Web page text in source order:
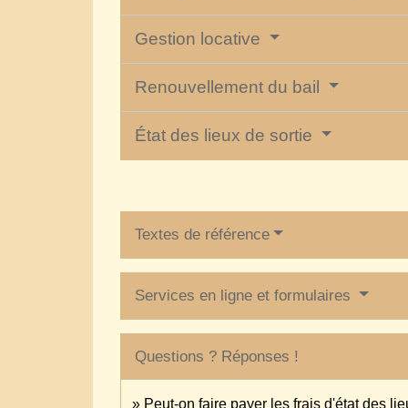
Gestion locative
Renouvellement du bail
État des lieux de sortie
Textes de référence
Services en ligne et formulaires
Questions ? Réponses !
Peut-on faire payer les frais d'état des